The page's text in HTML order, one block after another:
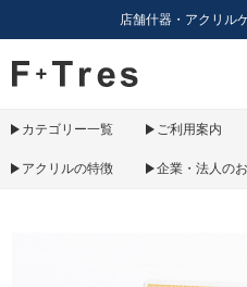
F+Tres｜エフ プラ
店舗什器・アクリル
カテゴリー一覧 ご利用案内
アクリルの特徴 企業・法人の